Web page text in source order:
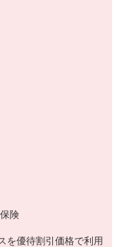
険
を優待割引価格で利用